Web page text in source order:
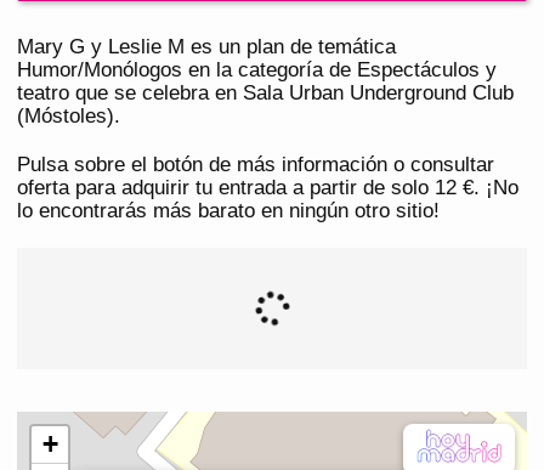
Mary G y Leslie M es un plan de temática
Humor/Monólogos en la categoría de Espectáculos y
teatro que se celebra en Sala Urban Underground Club
(Móstoles).
Pulsa sobre el botón de más información o consultar
oferta para adquirir tu entrada a partir de solo 12 €. ¡No
lo encontrarás más barato en ningún otro sitio!